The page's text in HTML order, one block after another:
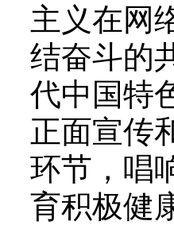
主义在网
结奋斗的
代中国特
正面宣传
环节，唱
育积极健